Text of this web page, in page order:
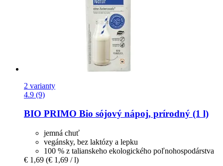
2 varianty
4.9 (9)
BIO PRIMO Bio sójový nápoj, prírodný (1 l)
jemná chuť
vegánsky, bez laktózy a lepku
100 % z talianskeho ekologického poľnohospodárstva
€ 1,69 (€ 1,69 / l)